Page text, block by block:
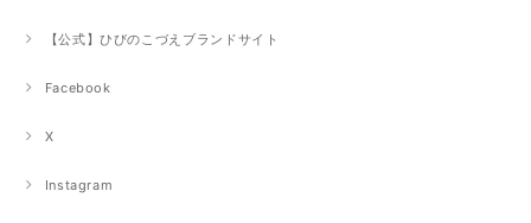
【公式】ひびのこづえブランドサイト
Facebook
X
Instagram